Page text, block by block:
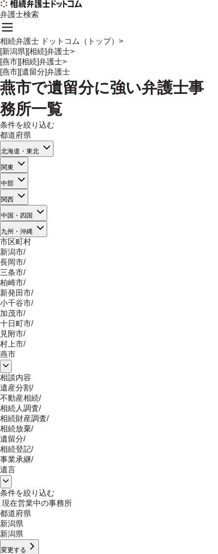
弁護士検索
相続弁護士 ドットコム（トップ） >
[新潟県][相続]弁護士>
[燕市][相続]弁護士>
[燕市][遺留分]弁護士
燕市で遺留分に強い弁護士事
務所一覧
条件を絞り込む
都道府県
北海道・東北
関東
中部
関西
中国・四国
九州・沖縄
市区町村
新潟市/
長岡市/
三条市/
柏崎市/
新発田市/
小千谷市/
加茂市/
十日町市/
見附市/
村上市/
燕市
相談内容
遺産分割/
不動産相続/
相続人調査/
相続財産調査/
相続放棄/
遺留分/
相続登記/
事業承継/
遺言
条件を絞り込む
現在営業中の事務所
都道府県
新潟県
新潟県
変更する